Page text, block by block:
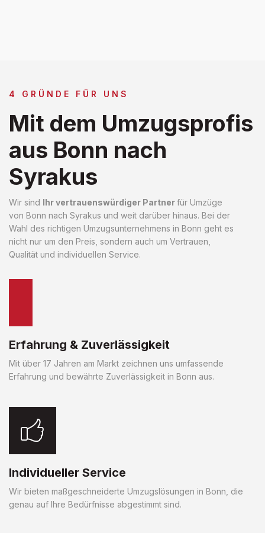
4 GRÜNDE FÜR UNS
Mit dem Umzugsprofis
aus Bonn nach
Syrakus
Wir sind Ihr vertrauenswürdiger Partnerfür Umzüge
von Bonn nach Syrakus und weit darüber hinaus. Bei der
Wahl des richtigen Umzugsunternehmens in Bonn geht es
nicht nur um den Preis, sondern auch um Vertrauen,
Qualität und individuellen Service.
Erfahrung & Zuverlässigkeit
Mit über 17 Jahren am Markt zeichnen uns umfassende
Erfahrung und bewährte Zuverlässigkeit in Bonn aus.
Individueller Service
Wir bieten maßgeschneiderte Umzugslösungen in Bonn, die
genau auf Ihre Bedürfnisse abgestimmt sind.